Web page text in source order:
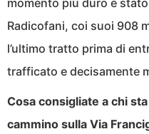
momento più duro è
Radicofani, coi suoi 908
l’ultimo tratto prima di
trafficato e decisamente
Cosa consigliate a chi
cammino sulla Via